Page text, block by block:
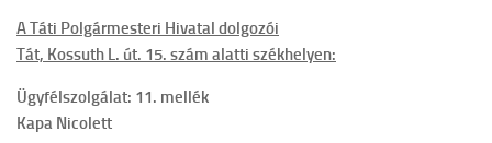
A Táti Polgármesteri Hivatal dolgozói
Tát, Kossuth L. út. 15. szám alatti székhelyen:
Ügyfélszolgálat: 11. mellék
Kapa Nicolett